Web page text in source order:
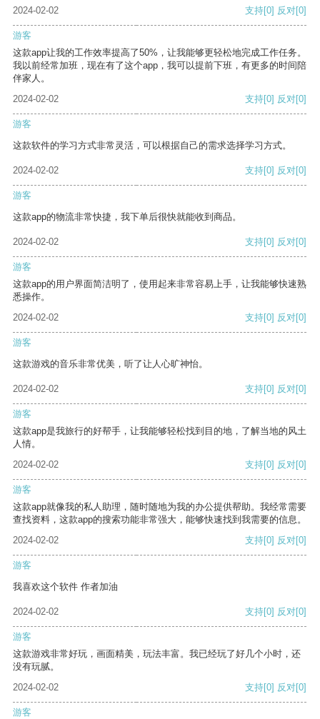
2024-02-02 支持[0] 反对[0]
游客
这款app让我的工作效率提高了50%，让我能够更轻松地完成工作任务。
我以前经常加班，现在有了这个app，我可以提前下班，有更多的时间陪
伴家人。
2024-02-02
支持[0] 反对[0]
游客
这款软件的学习方式非常灵活，可以根据自己的需求选择学习方式。
2024-02-02 支持[0] 反对[0]
游客
这款app的物流非常快捷，我下单后很快就能收到商品。
2024-02-02 支持[0] 反对[0]
游客
这款app的用户界面简洁明了，使用起来非常容易上手，让我能够快速熟
悉操作。
2024-02-02
支持[0] 反对[0]
游客
这款游戏的音乐非常优美，听了让人心旷神怡。
2024-02-02 支持[0] 反对[0]
游客
这款app是我旅行的好帮手，让我能够轻松找到目的地，了解当地的风土
人情。
2024-02-02
支持[0] 反对[0]
游客
这款app就像我的私人助理，随时随地为我的办公提供帮助。我经常需要
查找资料，这款app的搜索功能非常强大，能够快速找到我需要的信息。
2024-02-02
支持[0] 反对[0]
游客
我喜欢这个软件 作者加油
2024-02-02 支持[0] 反对[0]
游客
这款游戏非常好玩，画面精美，玩法丰富。我已经玩了好几个小时，还
没有玩腻。
2024-02-02
支持[0] 反对[0]
游客